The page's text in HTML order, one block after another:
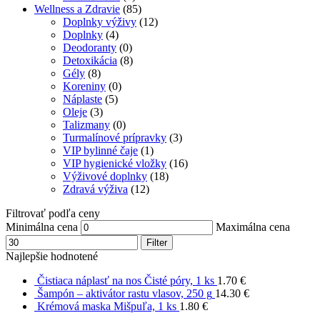
Wellness a Zdravie (85)
Doplnky výživy (12)
Doplnky (4)
Deodoranty (0)
Detoxikácia (8)
Gély (8)
Koreniny (0)
Náplaste (5)
Oleje (3)
Talizmany (0)
Turmalínové prípravky (3)
VIP bylinné čaje (1)
VIP hygienické vložky (16)
Výživové doplnky (18)
Zdravá výživa (12)
Filtrovať podľa ceny
Minimálna cena
Maximálna cena
Filter
Najlepšie hodnotené
Čistiaca náplasť na nos Čisté póry, 1 ks 1.70 €
Šampón – aktivátor rastu vlasov, 250 g 14.30 €
Krémová maska ​​Mišpuľa, 1 ks 1.80 €